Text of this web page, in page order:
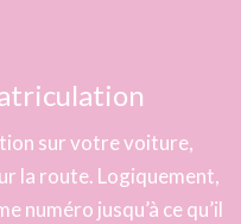
sur votre voiture,
la route. Logiquement,
numéro jusqu’à ce qu’il